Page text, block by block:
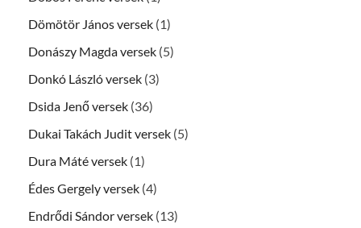
Dömötör János versek (1)
Donászy Magda versek (5)
Donkó László versek (3)
Dsida Jenő versek (36)
Dukai Takách Judit versek (5)
Dura Máté versek (1)
Édes Gergely versek (4)
Endrődi Sándor versek (13)